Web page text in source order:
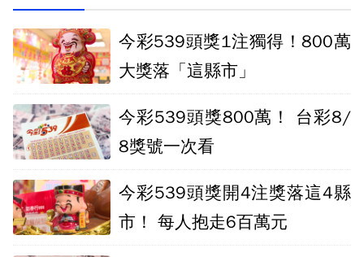
今彩539頭獎1注獨得！800萬
大獎落「這縣市」
今彩539頭獎800萬！ 台彩8/
8獎號一次看
今彩539頭獎開4注獎落這4縣
市！ 每人抱走6百萬元